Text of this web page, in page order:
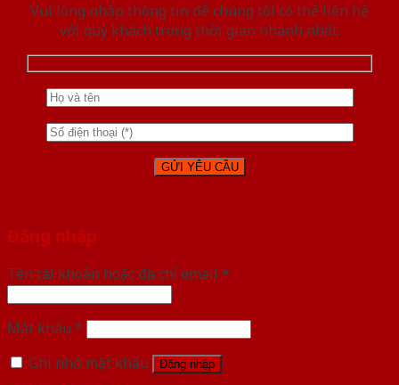
Vui lòng nhập thông tin để chúng tôi có thể liên hệ
với quý khách trong thời gian nhanh nhất.
Đăng nhập
Tên tài khoản hoặc địa chỉ email *
Mật khẩu *
Ghi nhớ mật khẩu
Đăng nhập